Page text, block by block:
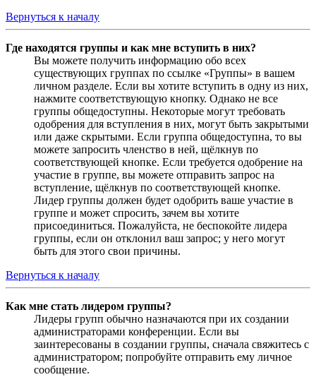
Вернуться к началу
Где находятся группы и как мне вступить в них?
Вы можете получить информацию обо всех
существующих группах по ссылке «Группы» в вашем
личном разделе. Если вы хотите вступить в одну из них,
нажмите соответствующую кнопку. Однако не все
группы общедоступны. Некоторые могут требовать
одобрения для вступления в них, могут быть закрытыми
или даже скрытыми. Если группа общедоступна, то вы
можете запросить членство в ней, щёлкнув по
соответствующей кнопке. Если требуется одобрение на
участие в группе, вы можете отправить запрос на
вступление, щёлкнув по соответствующей кнопке.
Лидер группы должен будет одобрить ваше участие в
группе и может спросить, зачем вы хотите
присоединиться. Пожалуйста, не беспокойте лидера
группы, если он отклонил ваш запрос; у него могут
быть для этого свои причины.
Вернуться к началу
Как мне стать лидером группы?
Лидеры групп обычно назначаются при их создании
администраторами конференции. Если вы
заинтересованы в создании группы, сначала свяжитесь с
администратором; попробуйте отправить ему личное
сообщение.